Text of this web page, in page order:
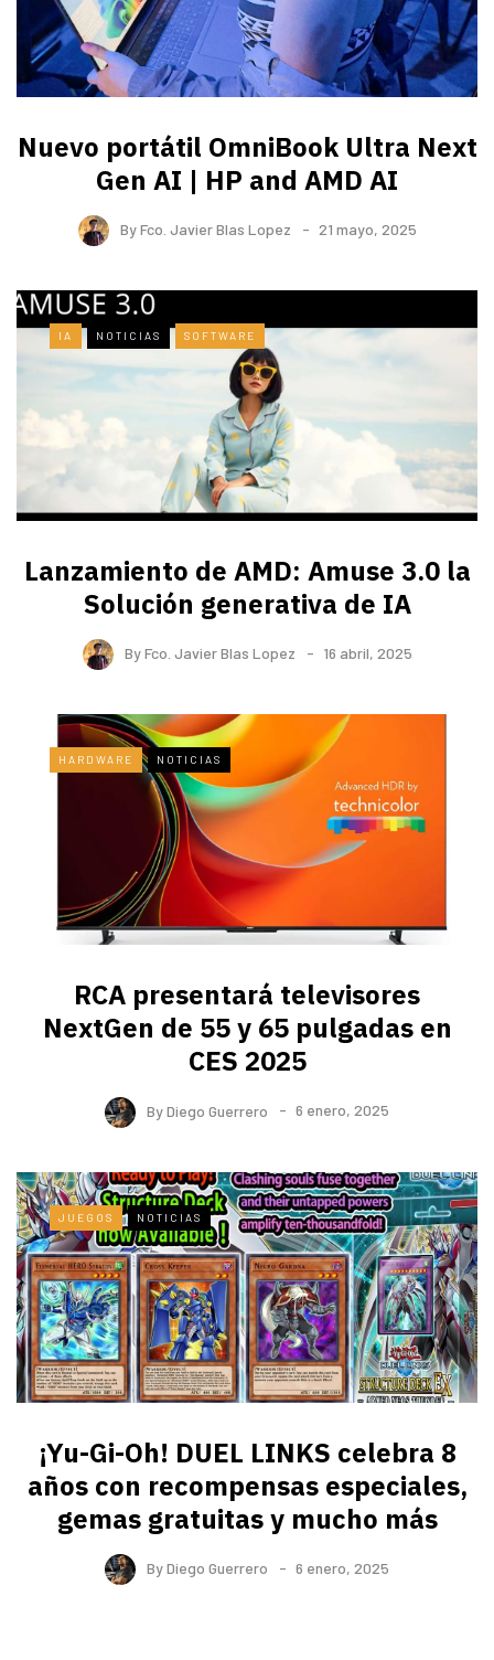
Nuevo portátil OmniBook Ultra ​Next
Gen AI | HP and AMD AI
ByFco. Javier Blas Lopez 21 mayo, 2025
IA NOTICIAS SOFTWARE
Lanzamiento de AMD: Amuse 3.0 la
Solución generativa de IA
ByFco. Javier Blas Lopez 16 abril, 2025
HARDWARE NOTICIAS
RCA presentará televisores
NextGen de 55 y 65 pulgadas en
CES 2025
ByDiego Guerrero 6 enero, 2025
JUEGOS NOTICIAS
¡Yu-Gi-Oh! DUEL LINKS celebra 8
años con recompensas especiales,
gemas gratuitas y mucho más
ByDiego Guerrero 6 enero, 2025